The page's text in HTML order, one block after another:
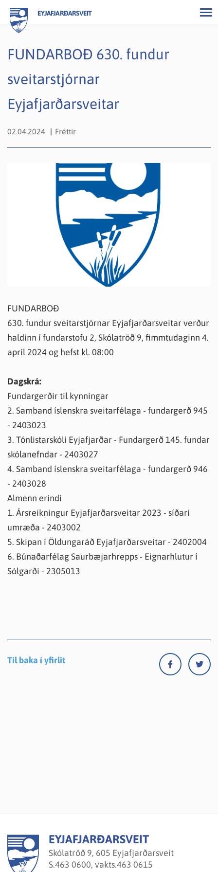
EYJAFJARÐARSVEIT
FUNDARBOÐ 630. fundur
sveitarstjórnar
Eyjafjarðarsveitar
02.04.2024 Fréttir
FUNDARBOÐ
630. fundur sveitarstjórnar Eyjafjarðarsveitar verður
haldinn í fundarstofu 2, Skólatröð 9, fimmtudaginn 4.
apríl 2024 og hefst kl. 08:00
Dagskrá:
Fundargerðir til kynningar
2. Samband íslenskra sveitarfélaga - fundargerð 945
- 2403023
3. Tónlistarskóli Eyjafjarðar - Fundargerð 145. fundar
skólanefndar - 2403027
4. Samband íslenskra sveitarfélaga - fundargerð 946
- 2403028
Almenn erindi
1. Ársreikningur Eyjafjarðarsveitar 2023 - síðari
umræða - 2403002
5. Skipan í Öldungaráð Eyjafjarðarsveitar - 2402004
6. Búnaðarfélag Saurbæjarhrepps - Eignarhlutur í
Sólgarði - 2305013
Til baka í yfirlit
EYJAFJARÐARSVEIT
Skólatröð 9, 605 Eyjafjarðarsveit
S.463 0600, vakts.463 0615